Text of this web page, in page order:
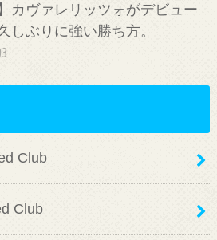
カヴァレリッツォがデビュー
しぶりに強い勝ち方。
Club
Club